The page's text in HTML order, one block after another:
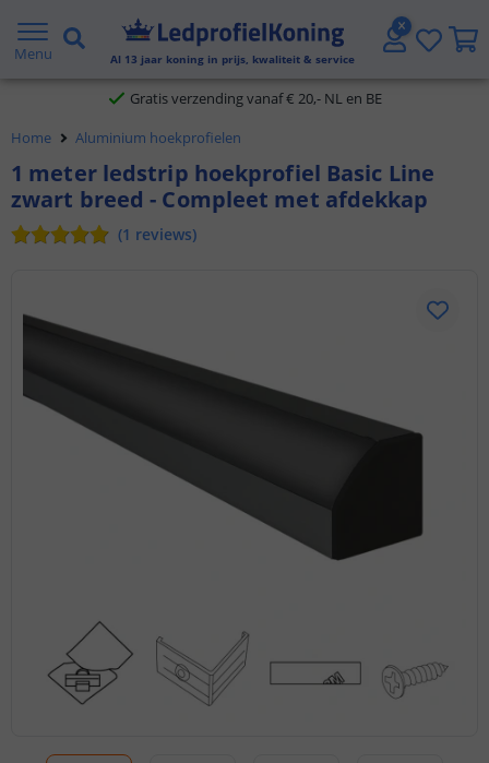
Menu Al 13 jaar koning in prijs, kwaliteit & service
5 jaar garantie
Gratis verzending vanaf € 20,- NL en BE
Klantbeoordeling 9.1
Voor 23:45 uur besteld,morgen in huis
Home Aluminium hoekprofielen
1 meter ledstrip hoekprofiel Basic Line
zwart breed - Compleet met afdekkap
(1 reviews)